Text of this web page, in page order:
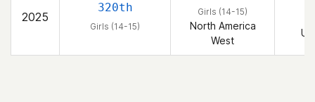
2025
320th
Girls (14-15)
Girls (14-15)
North America
West